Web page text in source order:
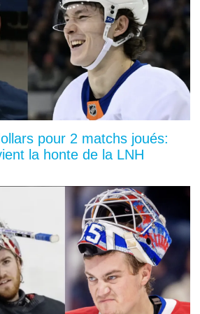
pour 2 matchs joués:
la honte de la LNH